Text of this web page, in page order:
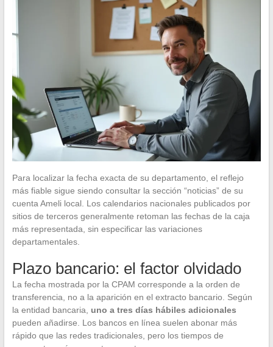
Para localizar la fecha exacta de su departamento, el reflejo
más fiable sigue siendo consultar la sección “noticias” de su
cuenta Ameli local. Los calendarios nacionales publicados por
sitios de terceros generalmente retoman las fechas de la caja
más representada, sin especificar las variaciones
departamentales.
Plazo bancario: el factor olvidado
La fecha mostrada por la CPAM corresponde a la orden de
transferencia, no a la aparición en el extracto bancario. Según
la entidad bancaria, uno a tres días hábiles adicionales
pueden añadirse. Los bancos en línea suelen abonar más
rápido que las redes tradicionales, pero los tiempos de